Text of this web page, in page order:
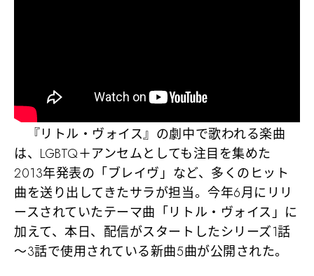
『リトル・ヴォイス』の劇中で歌われる楽曲
は、LGBTQ＋アンセムとしても注目を集めた
2013年発表の「ブレイヴ」など、多くのヒット
曲を送り出してきたサラが担当。今年6月にリリ
ースされていたテーマ曲「リトル・ヴォイス」に
加えて、本日、配信がスタートしたシリーズ1話
～3話で使用されている新曲5曲が公開された。